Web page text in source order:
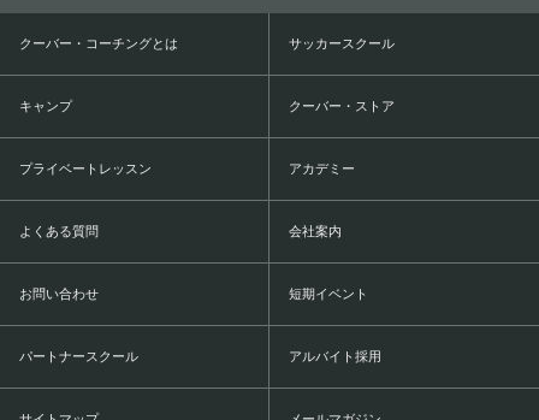
クーバー・コーチングとは サッカースクール
キャンプ クーバー・ストア
プライベートレッスン アカデミー
よくある質問 会社案内
お問い合わせ 短期イベント
パートナースクール アルバイト採用